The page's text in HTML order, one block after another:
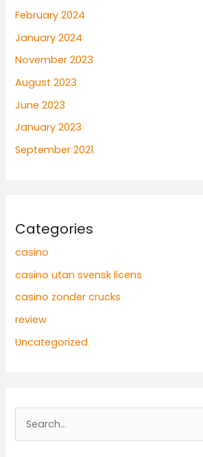
February 2024
January 2024
November 2023
August 2023
June 2023
January 2023
September 2021
Categories
casino
casino utan svensk licens
casino zonder crucks
review
Uncategorized
e